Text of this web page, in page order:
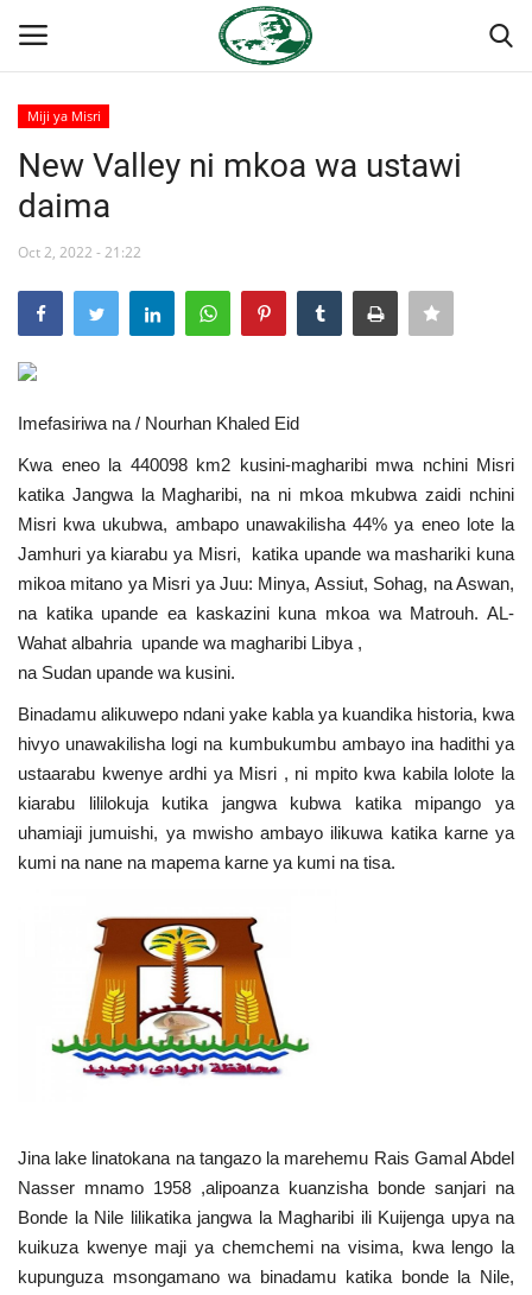
Nyumba
Jukwaa la Nasser la Kimataifa
Misri
Timu yetu
Urithi wa Nasser
Habari
Kanuni na Masharti ya Udhamini wa
Nasser
Udhamini wa Nasser
Waanzilishi
Raia wa ulimwengu mzima
Nafasi
Washiriki
Video
Miji ya Misri
New Valley ni mkoa wa ustawi
daima
Oct 2, 2022 - 21:22
Imefasiriwa na / Nourhan Khaled Eid
Kwa eneo la 440098 km2 kusini-magharibi mwa nchini Misri
katika Jangwa la Magharibi, na ni mkoa mkubwa zaidi nchini
Misri kwa ukubwa, ambapo unawakilisha 44% ya eneo lote la
Jamhuri ya kiarabu ya Misri, katika upande wa mashariki kuna
mikoa mitano ya Misri ya Juu: Minya, Assiut, Sohag, na Aswan,
na katika upande ea kaskazini kuna mkoa wa Matrouh. AL-
Wahat albahria upande wa magharibi Libya ,
na Sudan upande wa kusini.
Binadamu alikuwepo ndani yake kabla ya kuandika historia, kwa
hivyo unawakilisha logi na kumbukumbu ambayo ina hadithi ya
ustaarabu kwenye ardhi ya Misri , ni mpito kwa kabila lolote la
kiarabu lililokuja kutika jangwa kubwa katika mipango ya
uhamiaji jumuishi, ya mwisho ambayo ilikuwa katika karne ya
kumi na nane na mapema karne ya kumi na tisa.
Jina lake linatokana na tangazo la marehemu Rais Gamal Abdel
Nasser mnamo 1958 ,alipoanza kuanzisha bonde sanjari na
Bonde la Nile lilikatika jangwa la Magharibi ili Kuijenga upya na
kuikuza kwenye maji ya chemchemi na visima, kwa lengo la
kupunguza msongamano wa binadamu katika bonde la Nile,